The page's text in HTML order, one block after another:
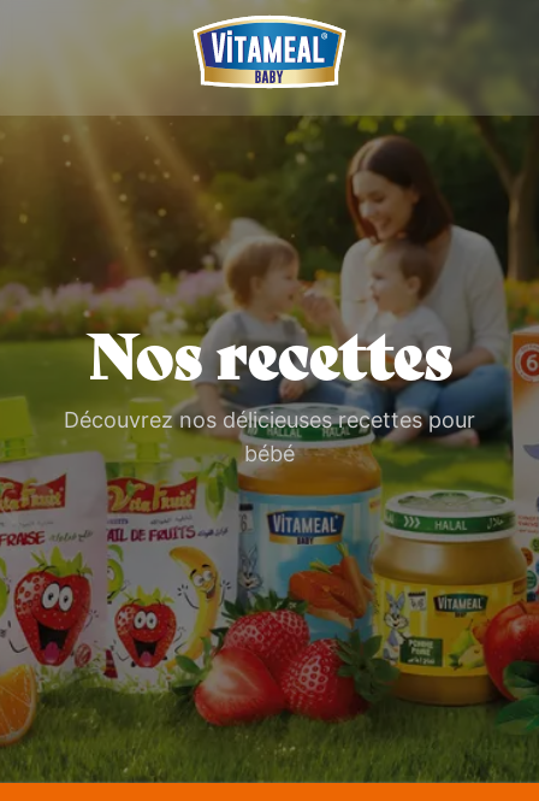
Nos recettes
Découvrez nos délicieuses recettes pour
bébé